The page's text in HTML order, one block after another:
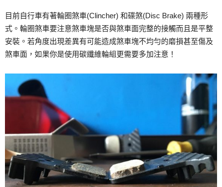
目前自行車有著輪圈煞車(Clincher) 和碟煞(Disc Brake) 兩種形
式。輪圈煞車要注意煞車塊是否與煞車面完整的接觸而且是平整
安裝。若角度出現差異有可能造成煞車塊不均勻的磨損甚至傷及
煞車面，如果你是使用碳纖維輪組更需要多加注意！